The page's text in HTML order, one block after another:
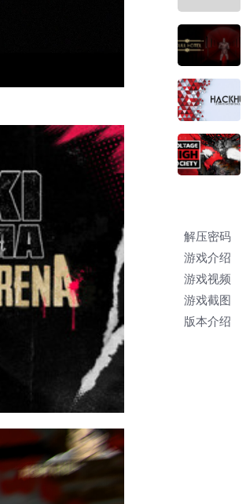
解压密码
游戏介绍
游戏视频
游戏截图
版本介绍